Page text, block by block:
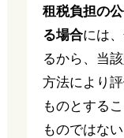
租税負担の
る場合には
るから、当
方法により
ものとする
ものではな